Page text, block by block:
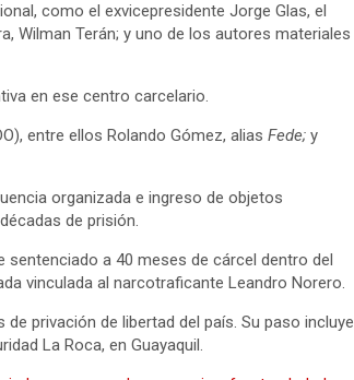
como el exvicepresidente Jorge Glas, el
Wilman Terán; y uno de los autores materiales
en ese centro carcelario.
entre ellos Rolando Gómez, alias Fede; y
organizada e ingreso de objetos
de prisión.
a 40 meses de cárcel dentro del
vinculada al narcotraficante Leandro Norero.
privación de libertad del país. Su paso incluye
La Roca, en Guayaquil.